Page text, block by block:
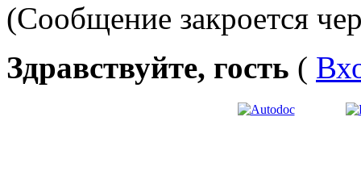
(Сообщение закроется
Здравствуйте, гость (